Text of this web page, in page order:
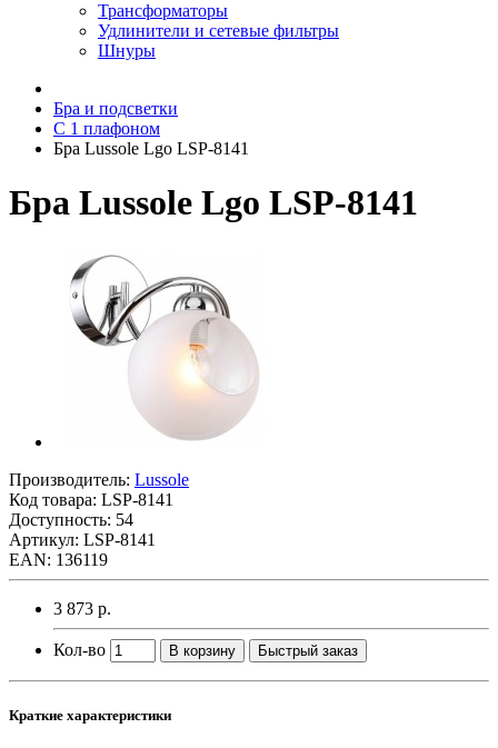
Трансформаторы
Удлинители и сетевые фильтры
Шнуры
Бра и подсветки
С 1 плафоном
Бра Lussole Lgo LSP-8141
Бра Lussole Lgo LSP-8141
Производитель: Lussole
Код товара: LSP-8141
Доступность: 54
Артикул: LSP-8141
EAN: 136119
3 873 р.
Кол-во В корзину Быстрый заказ
Краткие характеристики